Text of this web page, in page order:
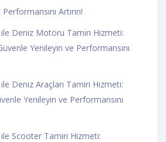
Artırın!
Deniz Motoru Tamiri Hizmeti:
Yenileyin ve Performansını
Deniz Araçları Tamiri Hizmeti:
Yenileyin ve Performansını
Scooter Tamiri Hizmeti: